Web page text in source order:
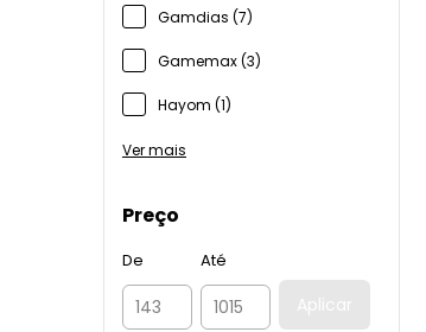
Gamdias (7)
Gamemax (3)
Hayom (1)
Ver mais
Preço
De Até
Aplicar